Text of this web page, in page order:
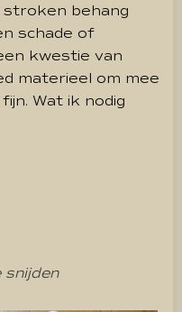
stroken behang
schade of
kwestie van
materieel om mee
Wat ik nodig